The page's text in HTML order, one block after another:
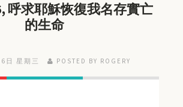
呼求耶穌恢復我名存實亡
的生命
日 星期三 POSTED BY ROGERY